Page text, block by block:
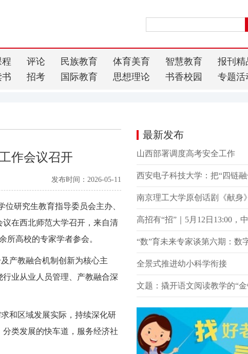
程 评论 民族教育 体育美育 智慧教育
报刊精
书 招考 国际教育 思想理论 书香校园 专题活
作会议召开
发布时间：2026-05-11
研究生教育指导委员会主办、
在西北师范大学召开，来自清
所高校的专家学者参会。
产教融合机制创新为核心主
业从业人员管理、产教融合深
和区域发展实际，持续深化研
类发展的快车道，服务经济社
最新发布
山西部署调度高考安全工作
南京理工大学原创话剧《献身
全景式推进幼小科学衔接
文题：撬开语文阅读教学的“